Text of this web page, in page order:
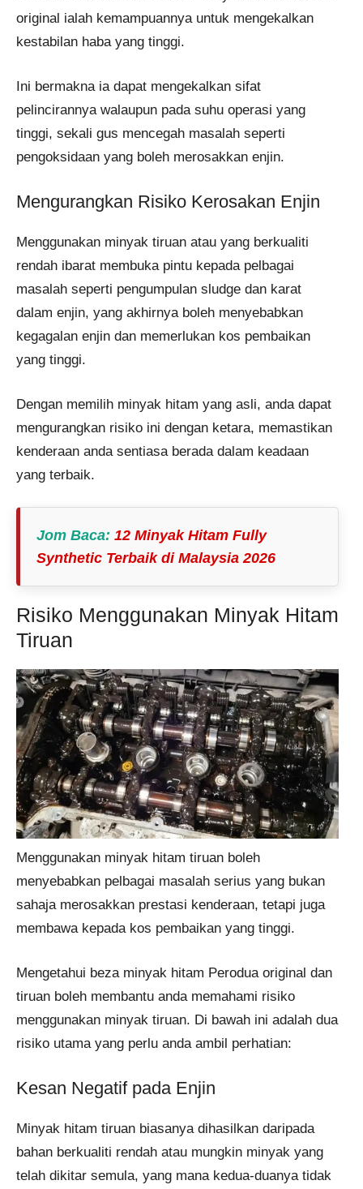
original ialah kemampuannya untuk mengekalkan
kestabilan haba yang tinggi.
Ini bermakna ia dapat mengekalkan sifat
pelincirannya walaupun pada suhu operasi yang
tinggi, sekali gus mencegah masalah seperti
pengoksidaan yang boleh merosakkan enjin.
Mengurangkan Risiko Kerosakan Enjin
Menggunakan minyak tiruan atau yang berkualiti
rendah ibarat membuka pintu kepada pelbagai
masalah seperti pengumpulan sludge dan karat
dalam enjin, yang akhirnya boleh menyebabkan
kegagalan enjin dan memerlukan kos pembaikan
yang tinggi.
Dengan memilih minyak hitam yang asli, anda dapat
mengurangkan risiko ini dengan ketara, memastikan
kenderaan anda sentiasa berada dalam keadaan
yang terbaik.
Jom Baca: 12 Minyak Hitam Fully
Synthetic Terbaik di Malaysia 2026
Risiko Menggunakan Minyak Hitam
Tiruan
Menggunakan minyak hitam tiruan boleh
menyebabkan pelbagai masalah serius yang bukan
sahaja merosakkan prestasi kenderaan, tetapi juga
membawa kepada kos pembaikan yang tinggi.
Mengetahui beza minyak hitam Perodua original dan
tiruan boleh membantu anda memahami risiko
menggunakan minyak tiruan. Di bawah ini adalah dua
risiko utama yang perlu anda ambil perhatian:
Kesan Negatif pada Enjin
Minyak hitam tiruan biasanya dihasilkan daripada
bahan berkualiti rendah atau mungkin minyak yang
telah dikitar semula, yang mana kedua-duanya tidak